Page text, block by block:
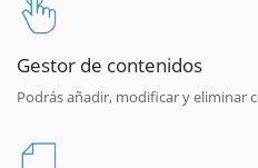
Gestor de contenidos
Podrás añadir, modificar y eliminar